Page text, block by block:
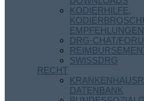
KODIERHILFE,
EMPFEHLUNGEN
DRG-CHAT/
SWISSDRG
RECHT
DATENBANK